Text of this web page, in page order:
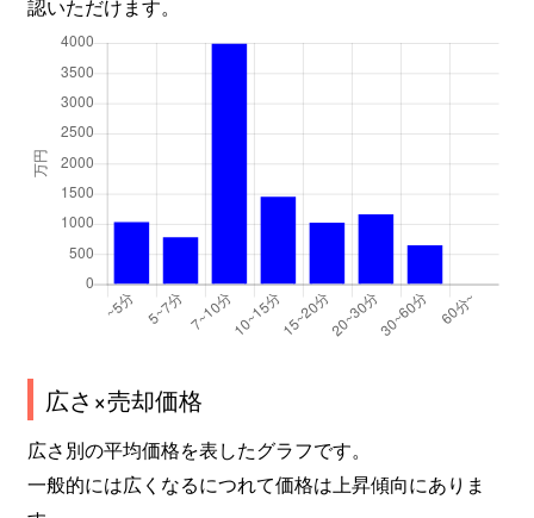
広さ×売却価格
広さ別の平均価格を表したグラフです。
一般的には広くなるにつれて価格は上昇傾向にありま